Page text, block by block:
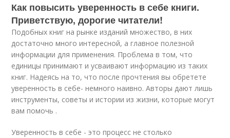
Как повысить уверенность в себе книги.
Приветствую, дорогие читатели!
Подобных книг на рынке изданий множество, в них
достаточно много интересной, а главное полезной
информации для применения. Проблема в том, что
единицы принимают и усваивают информацию из таких
книг. Надеясь на то, что после прочтения вы обретете
уверенность в себе- немного наивно. Авторы дают лишь
инструменты, советы и истории из жизни, которые могут
вам помочь .
Уверенность в себе - это процесс не столько